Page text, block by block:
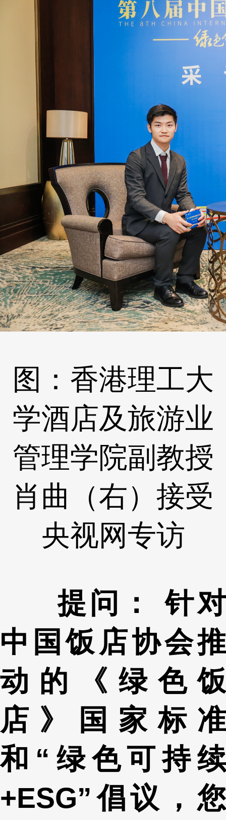
图：香港理工大
学酒店及旅游业
管理学院副教授
肖曲（右）接受
央视网专访
提问： 针对
中国饭店协会推
动的《绿色饭
店》国家标准
和“绿色可持续
+ESG”倡议，您